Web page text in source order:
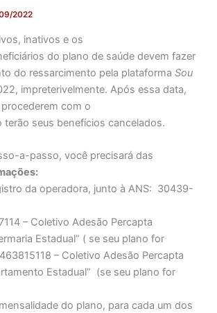
2022
inativos e os
do plano de saúde devem fazer
do ressarcimento pela plataformaSou
impreterivelmente. Após essa data,
com o
terão seus benefícios cancelados.
a-passo, você precisará das
da operadora, junto à ANS: 30439-
– Coletivo Adesão Percapta
Estadual” ( se seu plano for
– Coletivo Adesão Percapta
Estadual” (se seu plano for
do plano, para cada um dos